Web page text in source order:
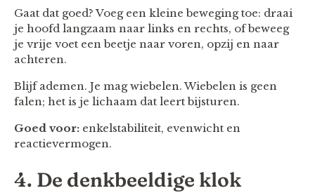
Gaat dat goed? Voeg een kleine beweging toe: draai
je hoofd langzaam naar links en rechts, of beweeg
je vrije voet een beetje naar voren, opzij en naar
achteren.
Blijf ademen. Je mag wiebelen. Wiebelen is geen
falen; het is je lichaam dat leert bijsturen.
Goed voor: enkelstabiliteit, evenwicht en
reactievermogen.
4. De denkbeeldige klok